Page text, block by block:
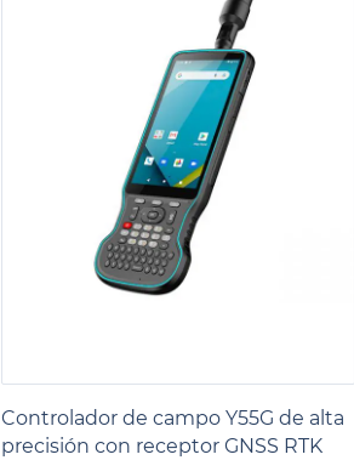
Controlador de campo Y55G de alta
precisión con receptor GNSS RTK